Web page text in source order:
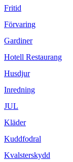
Fritid
Förvaring
Gardiner
Hotell Restaurang
Husdjur
Inredning
JUL
Kläder
Kuddfodral
Kvalsterskydd